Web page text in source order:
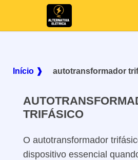
Início ❱ autotransformador
TRIFÁSICO
O autotransformador
dispositivo essencial